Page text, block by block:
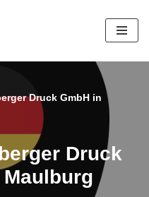
Druck GmbH in
Druck
Maulburg